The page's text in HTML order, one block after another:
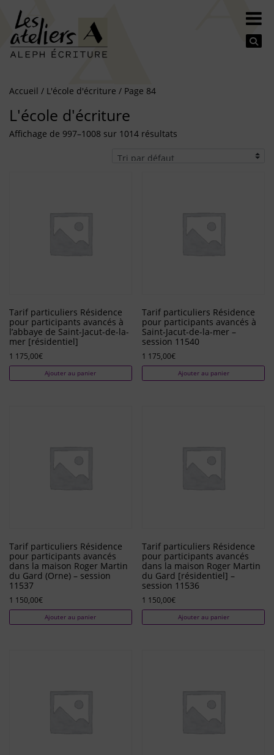
Accueil / L'école d'écriture / Page 84
L'école d'écriture
Affichage de 997–1008 sur 1014 résultats
Tarif particuliers Résidence
pour participants avancés à
l’abbaye de Saint-Jacut-de-la-
mer [résidentiel]
1 175,00€
Ajouter au panier
Tarif particuliers Résidence
pour participants avancés à
Saint-Jacut-de-la-mer –
session 11540
1 175,00€
Ajouter au panier
Tarif particuliers Résidence
pour participants avancés
dans la maison Roger Martin
du Gard (Orne) – session
11537
1 150,00€
Ajouter au panier
Tarif particuliers Résidence
pour participants avancés
dans la maison Roger Martin
du Gard [résidentiel] –
session 11536
1 150,00€
Ajouter au panier